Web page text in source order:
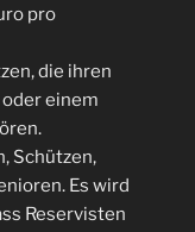
pro
die ihren
einem
Schützen,
Es wird
Reservisten